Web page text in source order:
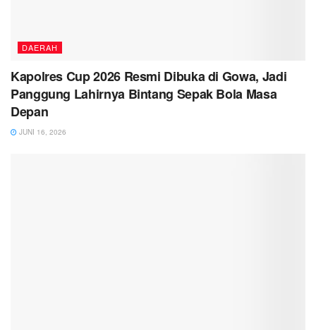
DAERAH
Kapolres Cup 2026 Resmi Dibuka di Gowa, Jadi
Panggung Lahirnya Bintang Sepak Bola Masa
Depan
JUNI 16, 2026